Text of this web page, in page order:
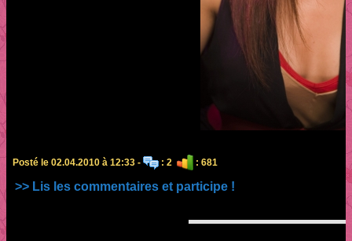
Posté le 02.04.2010 à 12:33 - : 2 : 681
>> Lis les commentaires et participe !